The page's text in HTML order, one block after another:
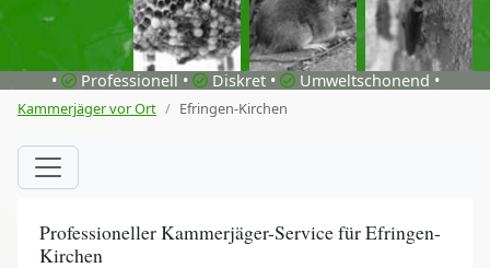
• Professionell • Diskret • Umweltschonend •
Kammerjäger vor Ort Efringen-Kirchen
Professioneller Kammerjäger-Service für Efringen-
Kirchen